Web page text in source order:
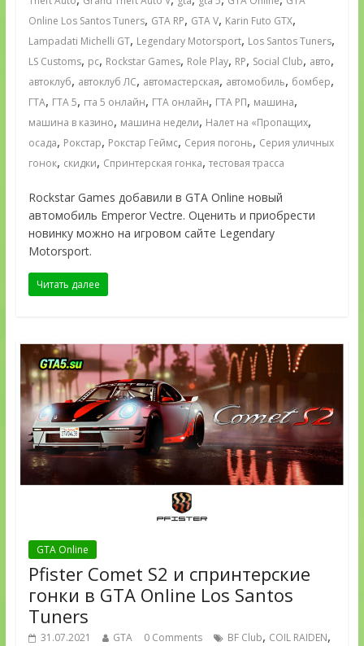
Online Los Santos Tuners, GTA RP, GTA V, Karin Futo GTX,
Lampadati Michelli GT, Legendary Motorsport, Los Santos Tuners,
LS Customs, pc, Rockstar Games, Role Play, RP, Social Club, авто,
автоклуб, автоклуб ЛС, автомастерская, автомобиль, бомбер,
ГТА, ГТА 5, гта 5 онлайн, ГТА онлайн, ГТА РП, машина,
машина в казино, машина недели, Налет на «Пропащих,
осада, Рокстар, Рокстар Геймс, Серия погонь, Серия уличных
гонок, скидки, Спринтерская гонка, тестовая трасса
Rockstar Games добавили в GTA Online новый
автомобиль Emperor Vectre. Оценить и приобрести
новинку можно на игровом сайте Legendary
Motorsport.
Читать далее
GTA Online
Pfister Comet S2 и cпринтерские
гонки в GTA Online Los Santos
Tuners
31.07.2021 GTA 0 Comments BF Club, COIL RAIDEN,